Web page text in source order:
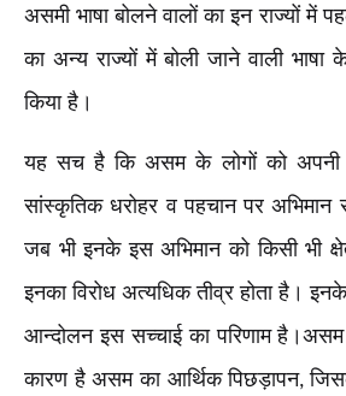
असमी भाषा बोलने वालों का इन राज्यों में
का अन्य राज्यों में बोली जाने वाली भाषा
किया है।
यह सच है कि असम के लोगों को अपनी
सांस्कृतिक धरोहर व पहचान पर अभिमान
जब भी इनके इस अभिमान को किसी भी
इनका विरोध अत्यधिक तीव्र होता है। इनके
आन्दोलन इस सच्चाई का परिणाम
कारण है असम का आर्थिक पिछड़ापन,